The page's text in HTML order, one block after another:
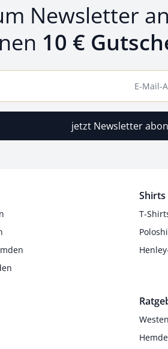
Newsletter
10 €
E-Mail-
jetzt Newsletter
Shirts
T-
Westen